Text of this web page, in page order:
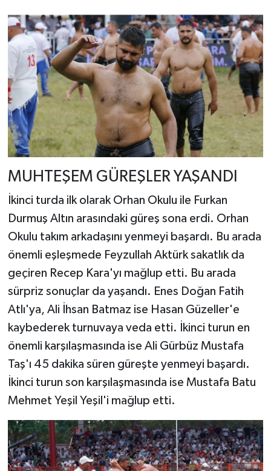
MUHTEŞEM GÜREŞLER YAŞANDI
İkinci turda ilk olarak Orhan Okulu ile Furkan
Durmuş Altın arasındaki güreş sona erdi. Orhan
Okulu takım arkadaşını yenmeyi başardı. Bu arada
önemli eşleşmede Feyzullah Aktürk sakatlık da
geçiren Recep Kara'yı mağlup etti. Bu arada
sürpriz sonuçlar da yaşandı. Enes Doğan Fatih
Atlı'ya, Ali İhsan Batmaz ise Hasan Güzeller'e
kaybederek turnuvaya veda etti. İkinci turun en
önemli karşılaşmasında ise Ali Gürbüz Mustafa
Taş'ı 45 dakika süren güreşte yenmeyi başardı.
İkinci turun son karşılaşmasında ise Mustafa Batu
Mehmet Yeşil Yeşil'i mağlup etti.